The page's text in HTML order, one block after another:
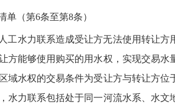
单（第6条至第8条）
工水力联系造成受让方无法使用转让
方能够使用购买的用水权，实现交易
域水权的交易条件为受让方与转让方
水力联系包括处于同一河流水系、水